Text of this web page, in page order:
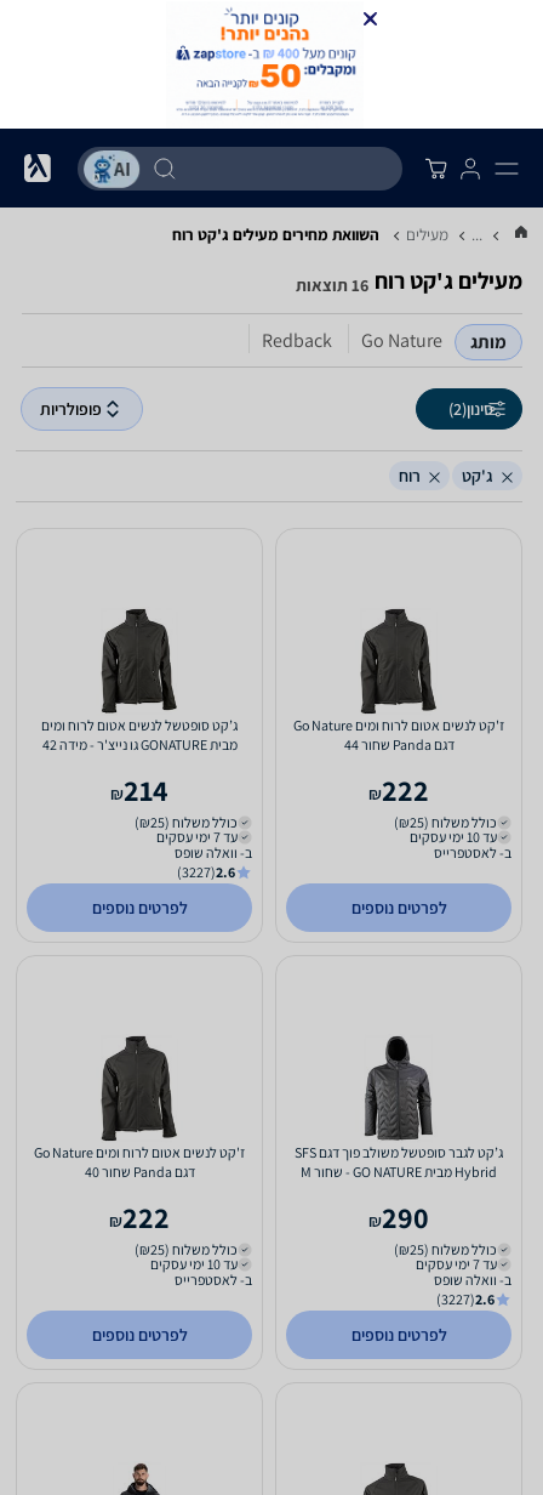
... מעילים השוואת מחירים מעילים ‏ג'קט ‏רוח
מעילים ‏ג'קט ‏רוח 16 תוצאות
מותג Go Nature
Redback
סינון(2) פופולריות
ג'קט רוח
ז'קט לנשים אטום לרוח ומים Go Nature
דגם Panda שחור 44
222
₪
כולל משלוח (₪25)
עד 10 ימי עסקים
ב- לאסטפרייס
לפרטים נוספים
ג’קט סופטשל לנשים אטום לרוח ומים
מבית GONATURE גו נייצ'ר - מידה 42
214
₪
כולל משלוח (₪25)
עד 7 ימי עסקים
ב- וואלה שופס
2.6
(3227)
לפרטים נוספים
ג’קט לגבר סופטשל משולב פוך דגם SFS
Hybrid מבית GO NATURE - שחור M
290
₪
כולל משלוח (₪25)
עד 7 ימי עסקים
ב- וואלה שופס
2.6
(3227)
לפרטים נוספים
ז'קט לנשים אטום לרוח ומים Go Nature
דגם Panda שחור 40
222
₪
כולל משלוח (₪25)
עד 10 ימי עסקים
ב- לאסטפרייס
לפרטים נוספים